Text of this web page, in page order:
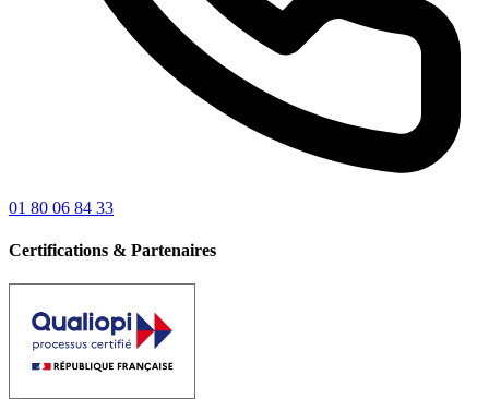
01 80 06 84 33
Certifications & Partenaires